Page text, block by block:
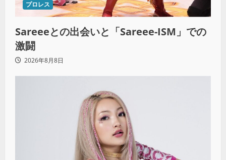
プロレス
Sareeeとの出会いと「Sareee-ISM」での
激闘
2026年8月8日